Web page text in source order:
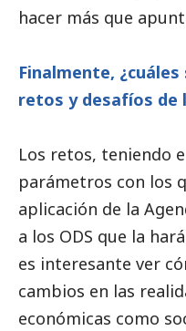
hacer más que
Finalmente, ¿cuáles
retos y desafíos de
Los retos, teniendo
parámetros con los
aplicación de la
a los ODS que la
es interesante ver
cambios en las
económicas como